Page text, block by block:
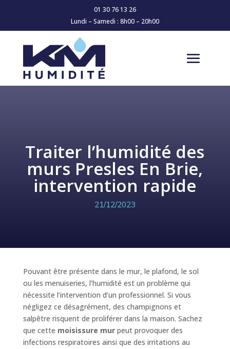
01 30 76 13 26
Lundi – Samedi : 8h00 – 20h00
Traiter l’humidité des
murs Presles En Brie,
intervention rapide
21/12/2023
Pouvant être présente dans le mur, le plafond, le sol
ou les menuiseries, l’humidité est un problème qui
nécessite l’intervention d’un professionnel. Si vous
négligez ce désagrément, des champignons et
salpêtre risquent de proliférer dans la maison. Sachez
que cette moisissure murpeut provoquer des
infections respiratoires ainsi que des irritations au